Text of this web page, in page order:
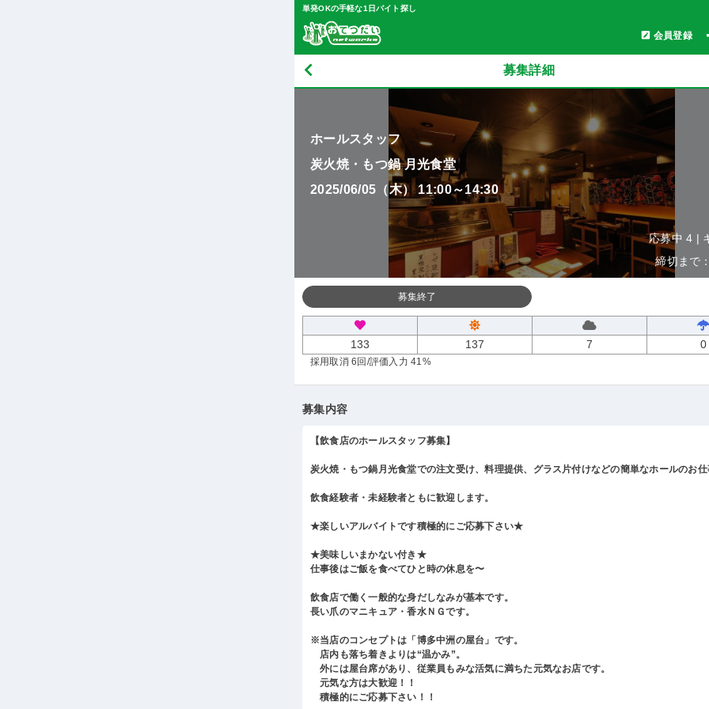
単発OKの手軽な1日バイト探し
会員登録
募集詳細
ホールスタッフ
炭火焼・もつ鍋 月光食堂
2025/06/05（木） 11:00～14:30
応募中 4 |
締切まで
募集終了
133 137 7 0
採用取消 6回 /評価入力 41%
募集内容
【飲食店のホールスタッフ募集】
炭火焼・もつ鍋月光食堂での注文受け、料理提供、グラス片付けなどの簡単なホールのお
飲食経験者・未経験者ともに歓迎します。
★楽しいアルバイトです積極的にご応募下さい★
★美味しいまかない付き★
仕事後はご飯を食べてひと時の休息を〜
飲食店で働く一般的な身だしなみが基本です。
長い爪のマニキュア・香水ＮＧです。
※当店のコンセプトは「博多中洲の屋台」です。
店内も落ち着きよりは“温かみ”。
外には屋台席があり、従業員もみな活気に満ちた元気なお店です。
元気な方は大歓迎！！
積極的にご応募下さい！！